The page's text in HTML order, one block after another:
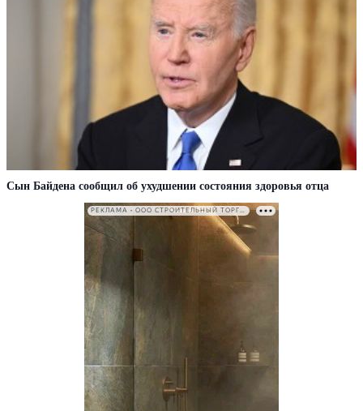
Сын Байдена сообщил об ухудшении состояния здоровья отца
РЕКЛАМА • ООО СТРОИТЕЛЬНЫЙ ТОРГОВЫЙ ДОМ «ПЕТРОВИЧ». ИНН: 7802348846